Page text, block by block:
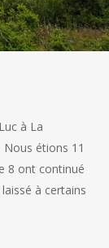
à La
étions 11
8 ont continué
à certains